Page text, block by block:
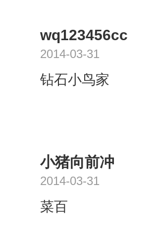
wq123456cc
2014-03-31
钻石小鸟家
小猪向前冲
2014-03-31
菜百